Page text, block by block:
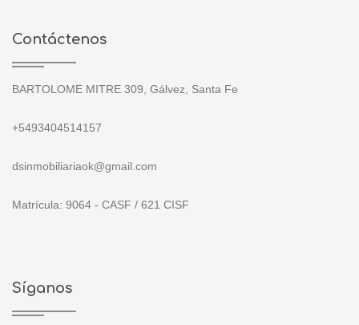
Contáctenos
BARTOLOME MITRE 309, Gálvez, Santa Fe
+5493404514157
dsinmobiliariaok@gmail.com
Matrícula: 9064 - CASF / 621 CISF
Síganos